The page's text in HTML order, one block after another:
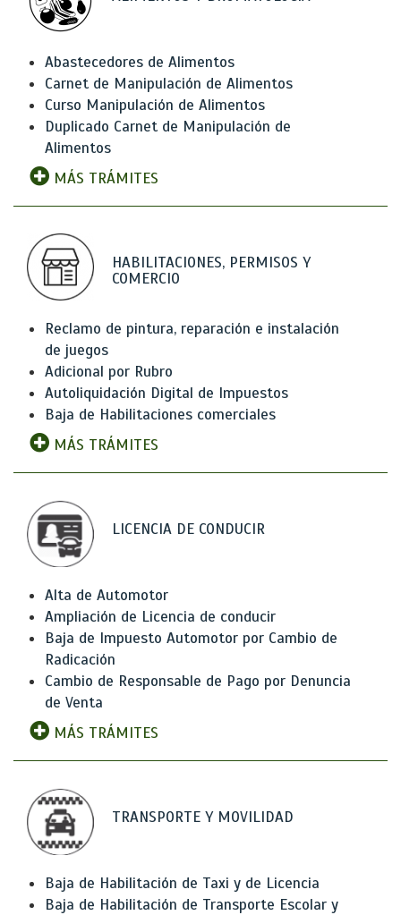
Abastecedores de Alimentos
Carnet de Manipulación de Alimentos
Curso Manipulación de Alimentos
Duplicado Carnet de Manipulación de
Alimentos
MÁS TRÁMITES
HABILITACIONES, PERMISOS Y
COMERCIO
Reclamo de pintura, reparación e instalación
de juegos
Adicional por Rubro
Autoliquidación Digital de Impuestos
Baja de Habilitaciones comerciales
MÁS TRÁMITES
LICENCIA DE CONDUCIR
Alta de Automotor
Ampliación de Licencia de conducir
Baja de Impuesto Automotor por Cambio de
Radicación
Cambio de Responsable de Pago por Denuncia
de Venta
MÁS TRÁMITES
TRANSPORTE Y MOVILIDAD
Baja de Habilitación de Taxi y de Licencia
Baja de Habilitación de Transporte Escolar y